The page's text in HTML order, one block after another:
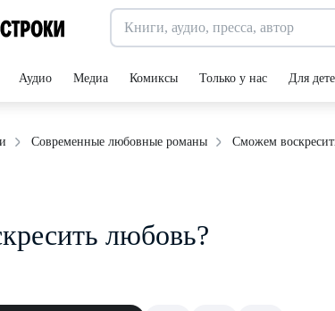
Аудио Медиа Комиксы Только у нас Для
Современные любовные романы Сможем
любовь?